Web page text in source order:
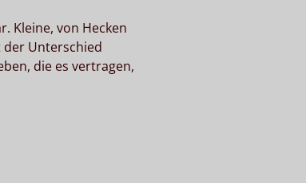
Kleine, von Hecken
der Unterschied
die es vertragen,